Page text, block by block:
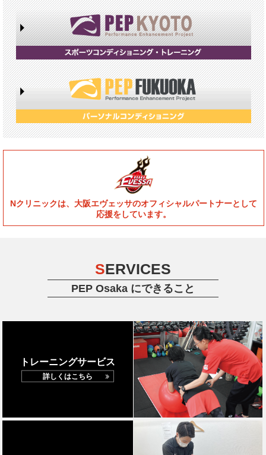
Nクリニックは、大阪エヴェッサのオフィシャルパートナーとして
応援をしています。
SERVICES
PEP Osaka にできること
トレーニングサービス
詳しくはこちら